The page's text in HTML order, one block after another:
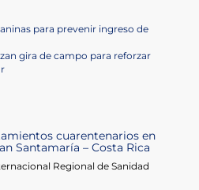
para prevenir ingreso de
gira de campo para reforzar
cuarentenarios en
Santamaría – Costa Rica
Regional de Sanidad